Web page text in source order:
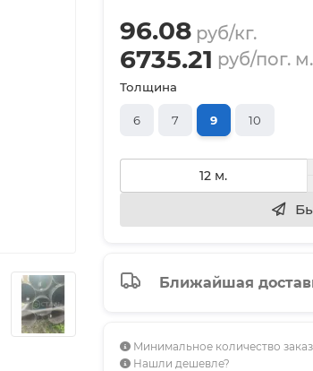
96.08 руб/кг.
6735.21 руб/пог. м.
Толщина
6 7 9 10
Ближайшая
Минимальное количество
Нашли дешевле?